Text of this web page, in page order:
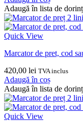
Adaugă în lista de
Quick View
Marcator de pret, cod
420,00 lei TVA inclus
Adaugă în coș
Adaugă în lista de
Quick View